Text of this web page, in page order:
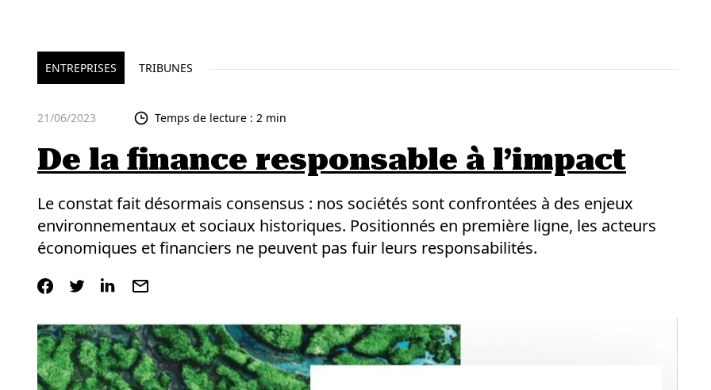
ENTREPRISES TRIBUNES
21/06/2023 Temps de lecture : 2 min
De la finance responsable à l’impact
Le constat fait désormais consensus : nos sociétés sont confrontées à des enjeux
environnementaux et sociaux historiques. Positionnés en première ligne, les acteurs
économiques et financiers ne peuvent pas fuir leurs responsabilités.